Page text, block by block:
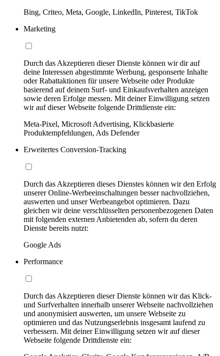
Bing, Criteo, Meta, Google, LinkedIn, Pinterest, TikTok
Marketing
Durch das Akzeptieren dieser Dienste können wir dir auf
deine Interessen abgestimmte Werbung, gesponserte Inhalte
oder Rabattaktionen für unsere Webseite oder Produkte
basierend auf deinem Surf- und Einkaufsverhalten anzeigen
sowie deren Erfolge messen. Mit deiner Einwilligung setzen
wir auf dieser Webseite folgende Drittdienste ein:
Meta-Pixel, Microsoft Advertising, Klickbasierte
Produktempfehlungen, Ads Defender
Erweitertes Conversion-Tracking
Durch das Akzeptieren dieses Dienstes können wir den Erfolg
unserer Online-Werbeeinschaltungen besser nachvollziehen,
auswerten und unser Werbeangebot optimieren. Dazu
gleichen wir deine verschlüsselten personenbezogenen Daten
mit folgenden externen Anbietenden ab, sofern du deren
Dienste bereits nutzt:
Google Ads
Performance
Durch das Akzeptieren dieser Dienste können wir das Klick-
und Surfverhalten innerhalb unserer Webseite nachvollziehen
und anonymisiert auswerten, um unsere Webseite zu
optimieren und das Nutzungserlebnis insgesamt laufend zu
verbessern. Mit deiner Einwilligung setzen wir auf dieser
Webseite folgende Drittdienste ein: